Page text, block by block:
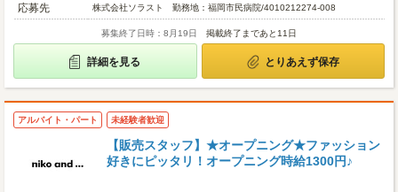
応募先
株式会社ソラスト 勤務地：福岡市民病院/4010212274-008
募集終了日時：8月19日 掲載終了まであと11日
詳細を見る とりあえず保存
アルバイト・パート 未経験者歓迎
【販売スタッフ】★オープニング★ファッション
好きにピッタリ！オープニング時給1300円♪